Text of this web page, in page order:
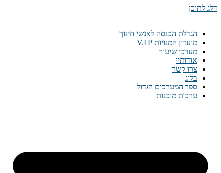
דלג לתוכן
הגדלת הכנסה לאנשי חינוך
מועדון המנויות V.I.P
מערכי שיעור
אודותיי
צרו קשר
בלוג
ספר המערכים הגדול
ערכות מוכנות